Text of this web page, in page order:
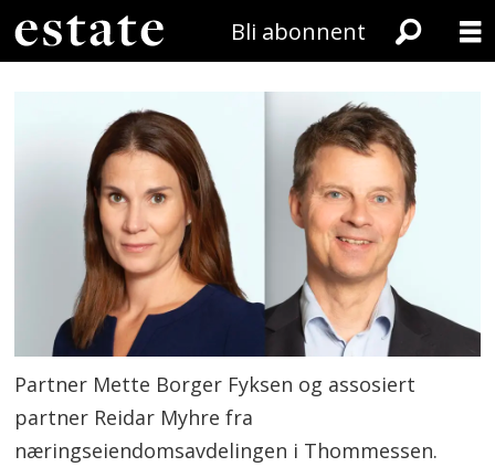
Bli abonnent
Partner Mette Borger Fyksen og assosiert
partner Reidar Myhre fra
næringseiendomsavdelingen i Thommessen.